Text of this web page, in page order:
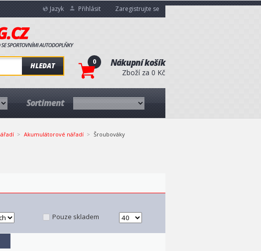
Jazyk Přihlásit Zaregistrujte se
HLEDAT 0 Nákupní košík
Zboží za 0 Kč
Sortiment
Akumulátorové nářadí Šroubováky
Pouze skladem